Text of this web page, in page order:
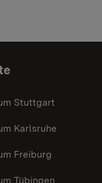
Stuttgart
Karlsruhe
Freiburg
Tübingen